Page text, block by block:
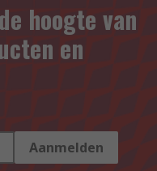
hoogte van
en
Aanmelden